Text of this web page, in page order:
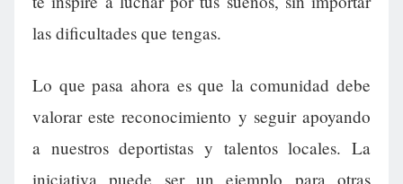
las dificultades que tengas.
Lo que pasa ahora es que la comunidad debe
valorar este reconocimiento y seguir apoyando
a nuestros deportistas y talentos locales. La
iniciativa puede ser un ejemplo para otras